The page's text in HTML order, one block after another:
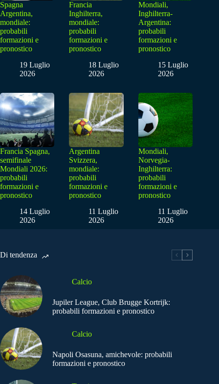
Spagna
Argentina,
mondiale:
probabili
formazioni e
pronostico
19 Luglio
2026
Francia
Inghilterra,
mondiale:
probabili
formazioni e
pronostico
18 Luglio
2026
Mondiali,
Inghilterra-
Argentina:
probabili
formazioni e
pronostico
15 Luglio
2026
Francia Spagna,
semifinale
Mondiali 2026:
probabili
formazioni e
pronostico
14 Luglio
2026
Argentina
Svizzera,
mondiale:
probabili
formazioni e
pronostico
11 Luglio
2026
Mondiali,
Norvegia-
Inghilterra:
probabili
formazioni e
pronostico
11 Luglio
2026
Di tendenza
Calcio
Jupiler League, Club Brugge Kortrijk:
probabili formazioni e pronostico
Calcio
Napoli Osasuna, amichevole: probabili
formazioni e pronostico